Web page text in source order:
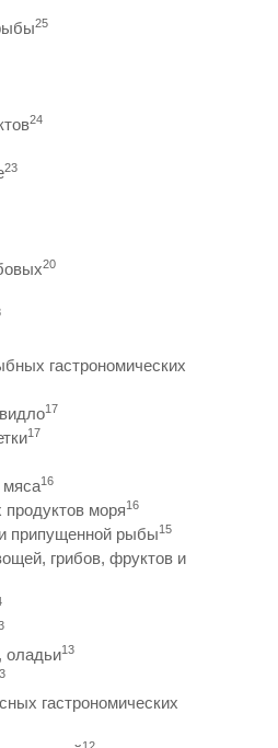
25
24
23
20
гастрономических
17
17
мяса16
моря16
припущенной рыбы15
грибов, фруктов и
оладьи13
гастрономических